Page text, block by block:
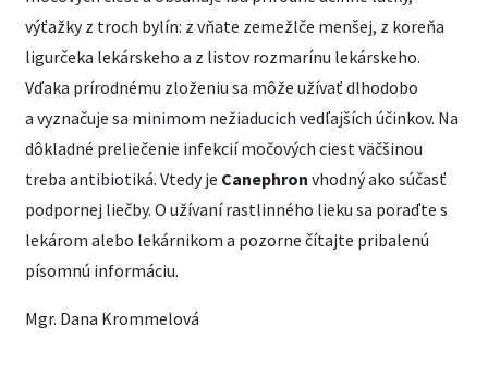
výťažky z troch bylín: z vňate zemežlče menšej, z koreňa
ligurčeka lekárskeho a z listov rozmarínu lekárskeho.
Vďaka prírodnému zloženiu sa môže užívať dlhodobo
a vyznačuje sa minimom nežiaducich vedľajších účinkov. Na
dôkladné preliečenie infekcií močových ciest väčšinou
treba antibiotiká. Vtedy je Canephron vhodný ako súčasť
podpornej liečby. O užívaní rastlinného lieku sa poraďte s
lekárom alebo lekárnikom a pozorne čítajte pribalenú
písomnú informáciu.
Mgr. Dana Krommelová